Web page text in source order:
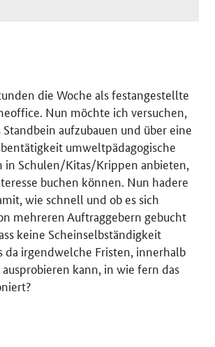
die Woche als festangestellte
. Nun möchte ich versuchen,
aufzubauen und über eine
umweltpädagogische
in Schulen/Kitas/Krippen anbieten,
buchen können. Nun hadere
wie schnell und ob es sich
mehreren Auftraggebern gebucht
keine Scheinselbständigkeit
da irgendwelche Fristen, innerhalb
kann, in wie fern das